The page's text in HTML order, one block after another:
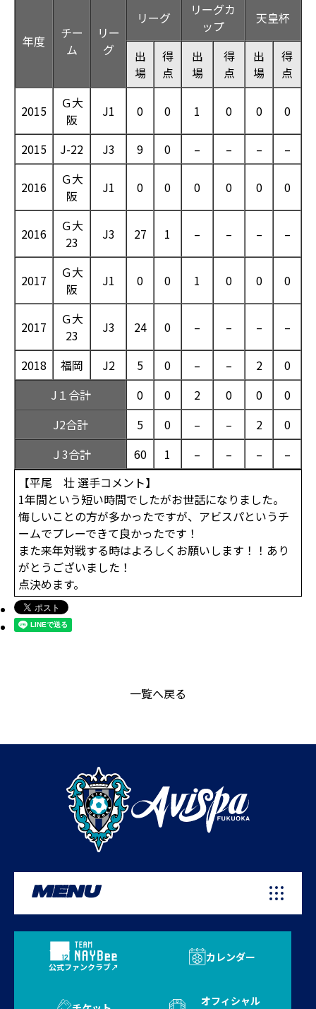
年度
チー
ム
リー
グ
リーグ
リーグカ
ップ
天皇杯
出
場
得
点
出
場
得
点
出
場
得
点
2015
Ｇ大
阪
J1 0 0 1 0 0 0
2015 J-22 J3 9 0 – – – –
2016
Ｇ大
阪
J1 0 0 0 0 0 0
2016
Ｇ大
23
J3 27 1 – – – –
2017
Ｇ大
阪
J1 0 0 1 0 0 0
2017
Ｇ大
23
J3 24 0 – – – –
2018 福岡 J2 5 0 – – 2
0
J１合計
0 0 2 0 0
0
J2合計
5 0 – – 2
0
Ｊ3合計
60 1 – – –
–
【平尾 壮 選手コメント】
1年間という短い時間でしたがお世話になりました。
悔しいことの方が多かったですが、アビスパというチ
ームでプレーできて良かったです！
また来年対戦する時はよろしくお願いします！！あり
がとうございました！
点決めます。
一覧へ戻る
MENU
公式ファンクラブ
カレンダー
オフィシャル